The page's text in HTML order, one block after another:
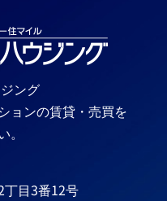
ング
ョンの賃貸・売買を
丁目3番12号